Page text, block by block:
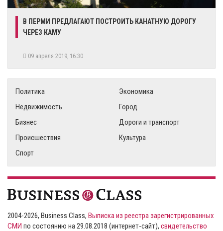
В ПЕРМИ ПРЕДЛАГАЮТ ПОСТРОИТЬ КАНАТНУЮ ДОРОГУ
ЧЕРЕЗ КАМУ
09 апреля 2019, 16:30
Политика
Экономика
Недвижимость
Город
Бизнес
Дороги и транспорт
Происшествия
Культура
Спорт
2004-2026, Business Class, Выписка из реестра зарегистрированных
СМИ по состоянию на 29.08.2018 (интернет-сайт), свидетельство